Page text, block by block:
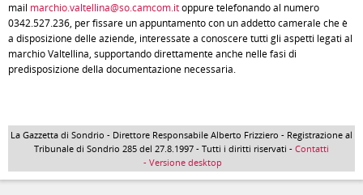
mail marchio.valtellina@so.camcom.itoppure telefonando al numero
0342.527.236, per fissare un appuntamento con un addetto camerale che è
a disposizione delle aziende, interessate a conoscere tutti gli aspetti legati al
marchio Valtellina, supportando direttamente anche nelle fasi di
predisposizione della documentazione necessaria.
La Gazzetta di Sondrio - Direttore Responsabile Alberto Frizziero - Registrazione al
Tribunale di Sondrio 285 del 27.8.1997 - Tutti i diritti riservati - Contatti
- Versione desktop